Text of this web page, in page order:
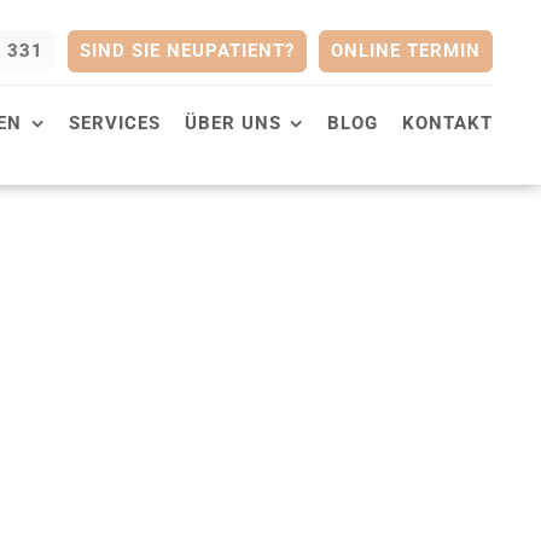
SIND SIE NEUPATIENT? ONLINE TERMIN
SERVICES ÜBER UNS BLOG KONTAKT